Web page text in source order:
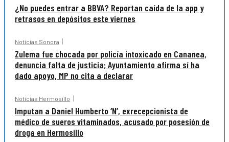
¿No puedes entrar a BBVA? Reportan caída de la app y
retrasos en depósitos este viernes
Noticias Sonora
Zulema fue chocada por policía intoxicado en Cananea,
denuncia falta de justicia; Ayuntamiento afirma sí ha
dado apoyo, MP no cita a declarar
Noticias Hermosillo
Imputan a Daniel Humberto ‘N’, exrecepcionista de
médico de sueros vitaminados, acusado por posesión de
droga en Hermosillo